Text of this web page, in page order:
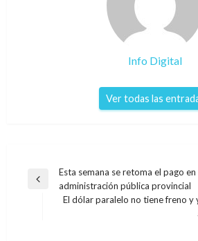
Info Digital
Ver todas las
Navegación
Entrada
Esta semana se retoma el pago en
administración pública provincial
El dólar paralelo no tiene freno y